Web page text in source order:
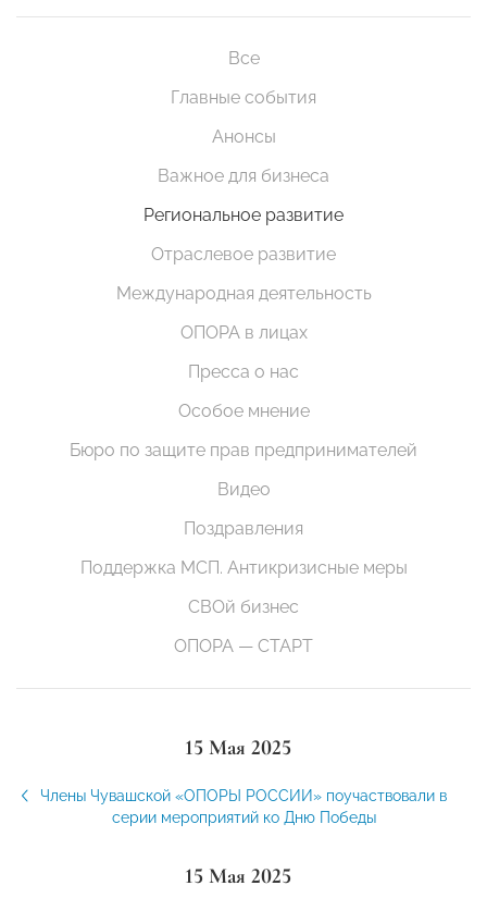
Все
Главные события
Анонсы
Важное для бизнеса
Региональное развитие
Отраслевое развитие
Международная деятельность
ОПОРА в лицах
Пресса о нас
Особое мнение
Бюро по защите прав предпринимателей
Видео
Поздравления
Поддержка МСП. Антикризисные меры
СВОй бизнес
ОПОРА — СТАРТ
15 Мая 2025
Члены Чувашской «ОПОРЫ РОССИИ» поучаствовали в
серии мероприятий ко Дню Победы
15 Мая 2025